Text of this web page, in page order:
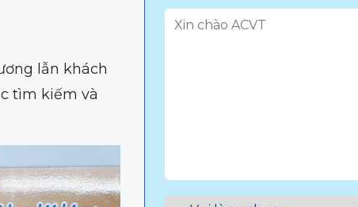
lẫn khách
tìm kiếm và